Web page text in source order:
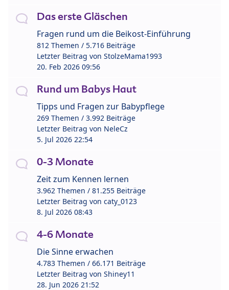
Das erste Gläschen
Fragen rund um die Beikost-Einführung
812 Themen / 5.716 Beiträge
Letzter Beitrag von StolzeMama1993
20. Feb 2026 09:56
Rund um Babys Haut
Tipps und Fragen zur Babypflege
269 Themen / 3.992 Beiträge
Letzter Beitrag von NeleCz
5. Jul 2026 22:54
0-3 Monate
Zeit zum Kennen lernen
3.962 Themen / 81.255 Beiträge
Letzter Beitrag von caty_0123
8. Jul 2026 08:43
4-6 Monate
Die Sinne erwachen
4.783 Themen / 66.171 Beiträge
Letzter Beitrag von Shiney11
28. Jun 2026 21:52